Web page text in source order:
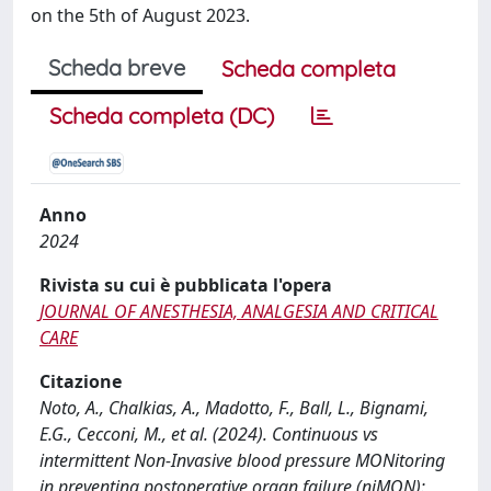
on the 5th of August 2023.
Scheda breve
Scheda completa
Scheda completa (DC)
Anno
2024
Rivista su cui è pubblicata l'opera
JOURNAL OF ANESTHESIA, ANALGESIA AND CRITICAL
CARE
Citazione
Noto, A., Chalkias, A., Madotto, F., Ball, L., Bignami,
E.G., Cecconi, M., et al. (2024). Continuous vs
intermittent Non-Invasive blood pressure MONitoring